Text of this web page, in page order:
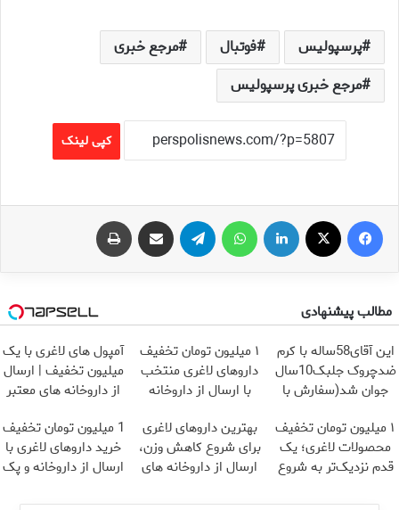
پرسپولیس فوتبال
مرجع خبری
مرجع خبری پرسپولیس
کپی لینک
فیس بوک لینکدین تلگرام اشتراک گذاری از طریق ایمیل
مطالب پیشنهادی
این آقای58ساله با کرم
ضدچروک جلبک10سال
جوان شد(سفارش با
۱ میلیون تومان تخفیف
داروهای لاغری منتخب
با ارسال از داروخانه
آمپول های لاغری با یک
میلیون تخفیف | ارسال
از داروخانه های معتبر
۱ میلیون تومان تخفیف
محصولات لاغری؛ یک
قدم نزدیک‌تر به شروع
بهترین داروهای لاغری
برای شروع کاهش وزن،
ارسال از داروخانه های
1 میلیون تومان تخفیف
خرید داروهای لاغری با
ارسال از داروخانه و پک